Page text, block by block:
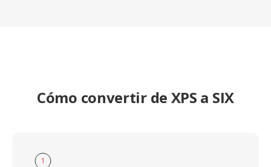
Cómo convertir de XPS a SIX
1